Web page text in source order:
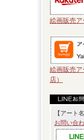
絵画販売ア
絵画販売
店）
【アート
お問い合